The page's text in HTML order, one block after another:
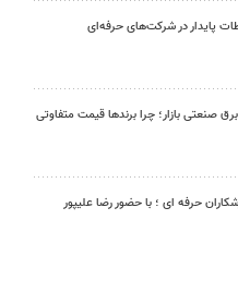
پایدار در شرکت‌های حرفه‌ای
صنعتی بازار؛ چرا برندها قیمت متفاوتی
حرفه ای ؛ با حضور رضا علیپور